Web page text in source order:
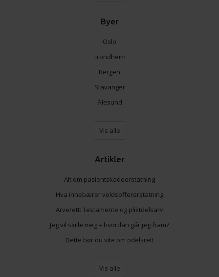
Byer
Oslo
Trondheim
Bergen
Stavanger
Ålesund
Vis alle
Artikler
Alt om pasientskadeerstatning
Hva innebærer voldsoffererstatning
Arverett: Testamente og pliktdelsarv
Jeg vil skille meg – hvordan går jeg fram?
Dette bør du vite om odelsrett
Vis alle